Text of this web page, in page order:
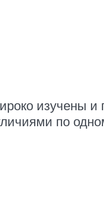
изучены и
по